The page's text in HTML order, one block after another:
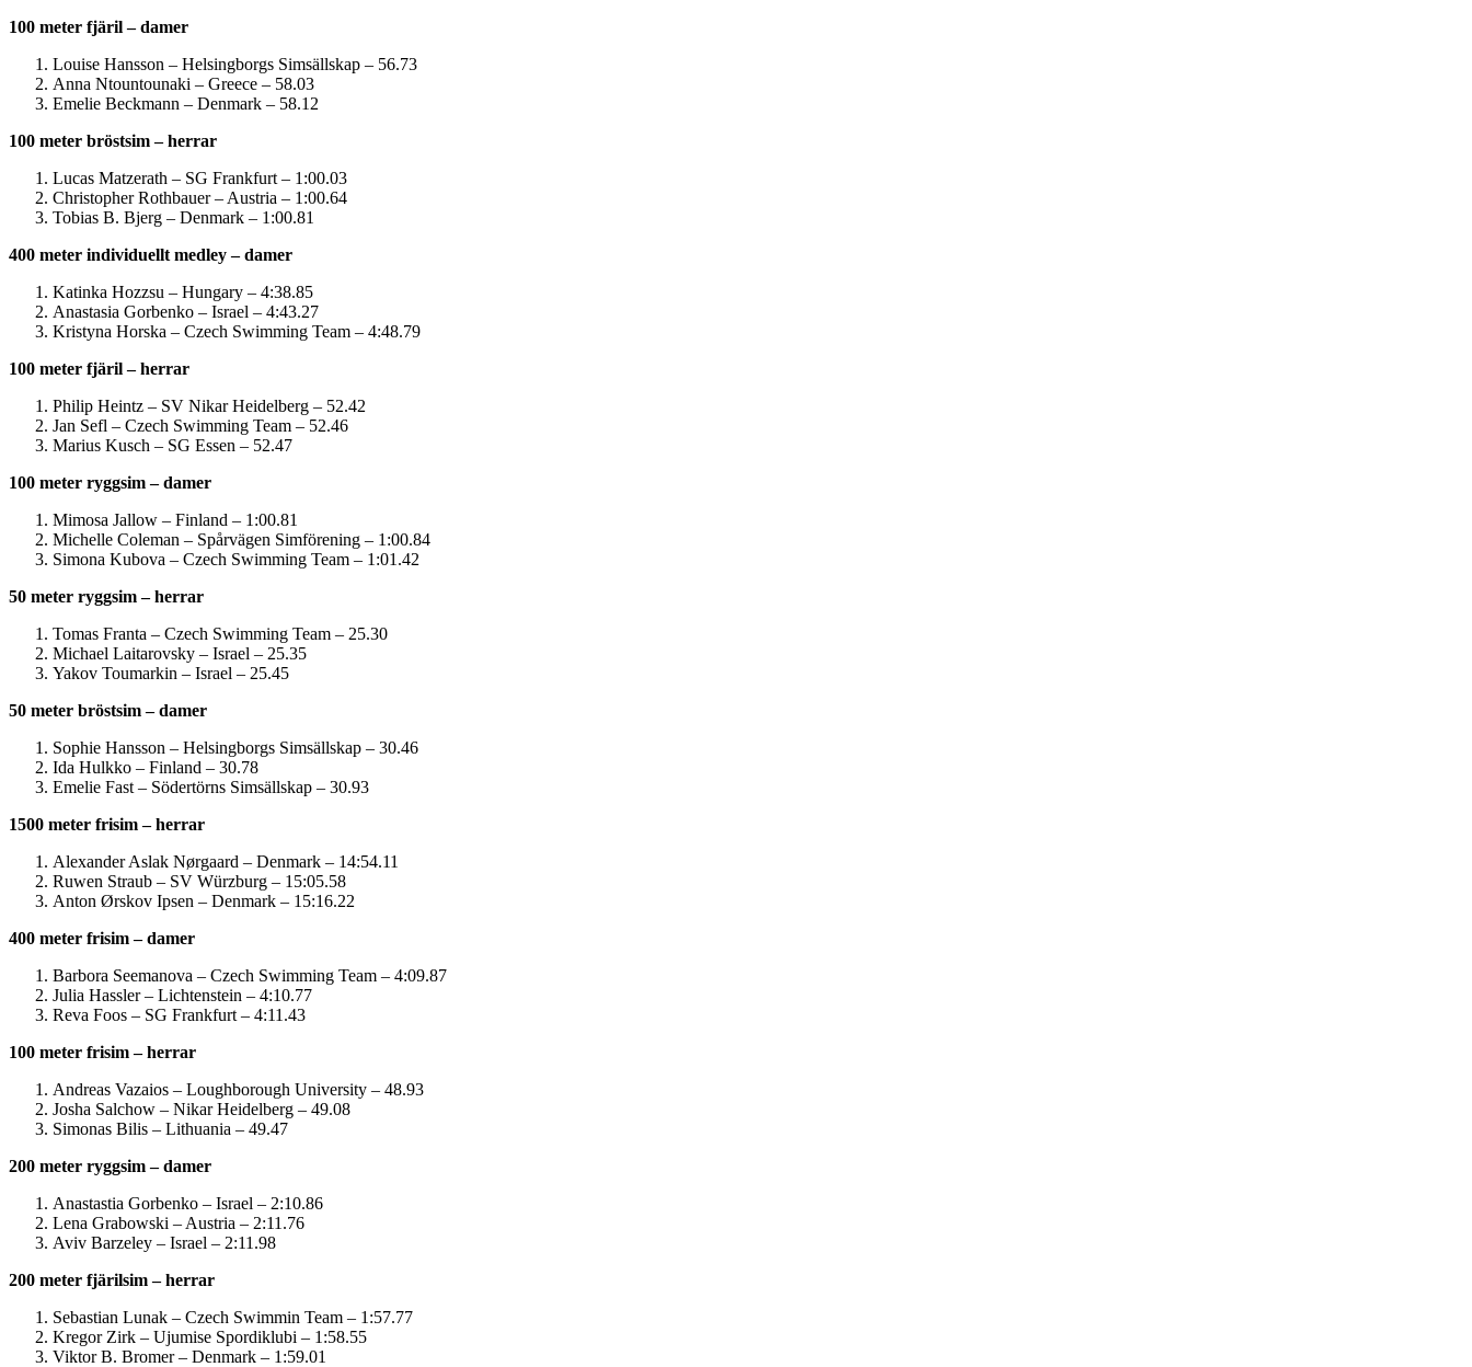
100 meter fjäril – damer
Louise Hansson – Helsingborgs Simsällskap – 56.73
Anna Ntountounaki – Greece – 58.03
Emelie Beckmann – Denmark – 58.12
100 meter bröstsim – herrar
Lucas Matzerath – SG Frankfurt – 1:00.03
Christopher Rothbauer – Austria – 1:00.64
Tobias B. Bjerg – Denmark – 1:00.81
400 meter individuellt medley – damer
Katinka Hozzsu – Hungary – 4:38.85
Anastasia Gorbenko – Israel – 4:43.27
Kristyna Horska – Czech Swimming Team – 4:48.79
100 meter fjäril – herrar
Philip Heintz – SV Nikar Heidelberg – 52.42
Jan Sefl – Czech Swimming Team – 52.46
Marius Kusch – SG Essen – 52.47
100 meter ryggsim – damer
Mimosa Jallow – Finland – 1:00.81
Michelle Coleman – Spårvägen Simförening – 1:00.84
Simona Kubova – Czech Swimming Team – 1:01.42
50 meter ryggsim – herrar
Tomas Franta – Czech Swimming Team – 25.30
Michael Laitarovsky – Israel – 25.35
Yakov Toumarkin – Israel – 25.45
50 meter bröstsim – damer
Sophie Hansson – Helsingborgs Simsällskap – 30.46
Ida Hulkko – Finland – 30.78
Emelie Fast – Södertörns Simsällskap – 30.93
1500 meter frisim – herrar
Alexander Aslak Nørgaard – Denmark – 14:54.11
Ruwen Straub – SV Würzburg – 15:05.58
Anton Ørskov Ipsen – Denmark – 15:16.22
400 meter frisim – damer
Barbora Seemanova – Czech Swimming Team – 4:09.87
Julia Hassler – Lichtenstein – 4:10.77
Reva Foos – SG Frankfurt – 4:11.43
100 meter frisim – herrar
Andreas Vazaios – Loughborough University – 48.93
Josha Salchow – Nikar Heidelberg – 49.08
Simonas Bilis – Lithuania – 49.47
200 meter ryggsim – damer
Anastastia Gorbenko – Israel – 2:10.86
Lena Grabowski – Austria – 2:11.76
Aviv Barzeley – Israel – 2:11.98
200 meter fjärilsim – herrar
Sebastian Lunak – Czech Swimmin Team – 1:57.77
Kregor Zirk – Ujumise Spordiklubi – 1:58.55
Viktor B. Bromer – Denmark – 1:59.01